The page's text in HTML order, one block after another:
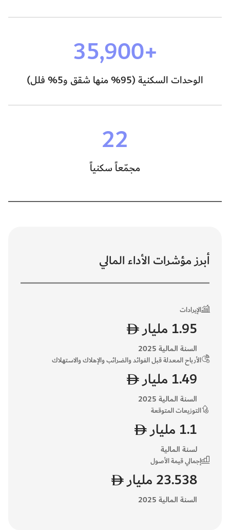
+35,900
الوحدات السكنية (95% منها شقق و5% فلل)
22
مجمّعاً سكنياً
أبرز مؤشرات الأداء المالي
الإيرادات
1.95 مليار
السنة المالية 2025
الأرباح المعدلة قبل الفوائد والضرائب والإهلاك والاستهلاك
1.49 مليار
السنة المالية 2025
التوزيعات المتوقعة
1.1 مليار
لسنة المالية
إجمالي قيمة الأصول
23.538 مليار
السنة المالية 2025